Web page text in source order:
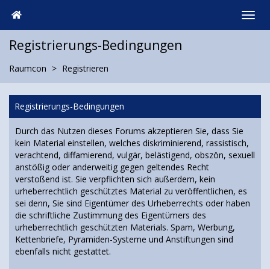
Registrierungs-Bedingungen
Raumcon Registrieren
Registrierungs-Bedingungen
Durch das Nutzen dieses Forums akzeptieren Sie, dass Sie
kein Material einstellen, welches diskriminierend, rassistisch,
verachtend, diffamierend, vulgär, belästigend, obszön, sexuell
anstößig oder anderweitig gegen geltendes Recht
verstoßend ist. Sie verpflichten sich außerdem, kein
urheberrechtlich geschütztes Material zu veröffentlichen, es
sei denn, Sie sind Eigentümer des Urheberrechts oder haben
die schriftliche Zustimmung des Eigentümers des
urheberrechtlich geschützten Materials. Spam, Werbung,
Kettenbriefe, Pyramiden-Systeme und Anstiftungen sind
ebenfalls nicht gestattet.